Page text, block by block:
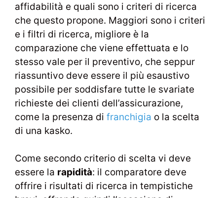
affidabilità e quali sono i criteri di ricerca
che questo propone. Maggiori sono i criteri
e i filtri di ricerca, migliore è la
comparazione che viene effettuata e lo
stesso vale per il preventivo, che seppur
riassuntivo deve essere il più esaustivo
possibile per soddisfare tutte le svariate
richieste dei clienti dell’assicurazione,
come la presenza di franchigia o la scelta
di una kasko.
Come secondo criterio di scelta vi deve
essere la rapidità: il comparatore deve
offrire i risultati di ricerca in tempistiche